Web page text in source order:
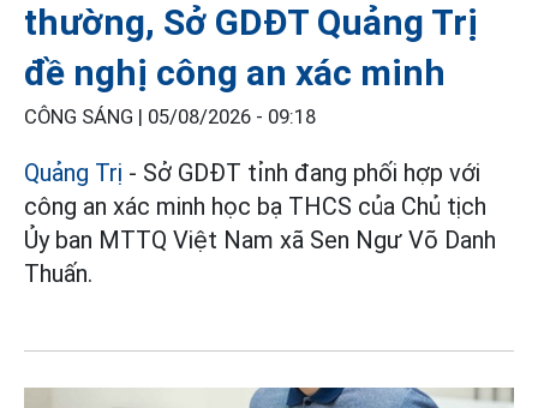
thường, Sở GDĐT Quảng Trị
đề nghị công an xác minh
CÔNG SÁNG | 05/08/2026 - 09:18
Quảng Trị - Sở GDĐT tỉnh đang phối hợp với
công an xác minh học bạ THCS của Chủ tịch
Ủy ban MTTQ Việt Nam xã Sen Ngư Võ Danh
Thuấn.